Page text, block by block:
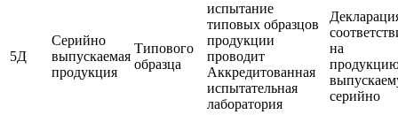
5Д
Серийно
выпускаемая
продукция
Типового
образца
испытание
типовых образцов
продукции
проводит
Аккредитованная
испытательная
лаборатория
на
серийно